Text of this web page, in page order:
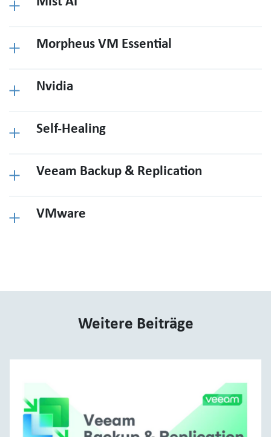
Morpheus VM Essential
Nvidia
Self-Healing
Veeam Backup & Replication
VMware
Weitere Beiträge